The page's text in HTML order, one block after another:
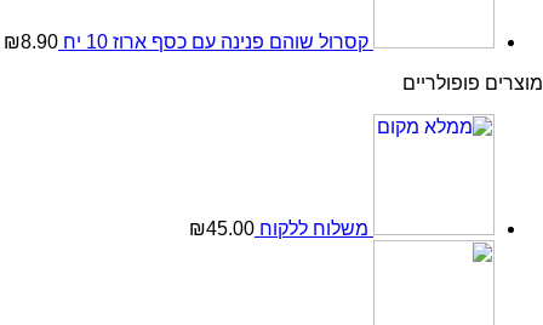
קסרול שוהם פנינה עם כסף ארוז 10 יח ₪8.90
משלוח ללקוח ₪45.00